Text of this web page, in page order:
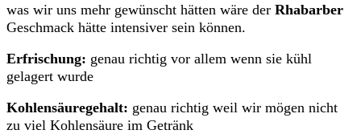
was wir uns mehr gewünscht hätten wäre der Rhabarber
Geschmack hätte intensiver sein können.
Erfrischung: genau richtig vor allem wenn sie kühl
gelagert wurde
Kohlensäuregehalt: genau richtig weil wir mögen nicht
zu viel Kohlensäure im Getränk